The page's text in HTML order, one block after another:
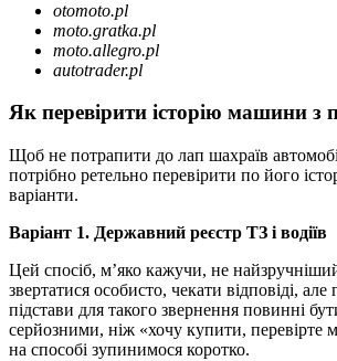
otomoto.pl
moto.gratka.pl
moto.allegro.pl
autotrader.pl
Як перевірити історію машини з
Щоб не потрапити до лап шахраїв
потрібно ретельно перевірити по його
варіанти.
Варіант 1. Державний реєстр ТЗ і водіїв
Цей спосіб, м’яко кажучи, не
звертатися особисто, чекати відповіді,
підстави для такого звернення повинні
серйозними, ніж «хочу купити, перевірте
на способі зупинимося коротко.